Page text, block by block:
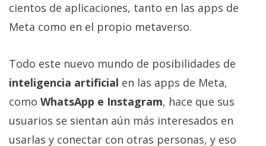
cientos de aplicaciones, tanto en las apps de
Meta como en el propio metaverso.
Todo este nuevo mundo de posibilidades de
inteligencia artificial en las apps de Meta,
como WhatsApp e Instagram, hace que sus
usuarios se sientan aún más interesados en
usarlas y conectar con otras personas, y eso